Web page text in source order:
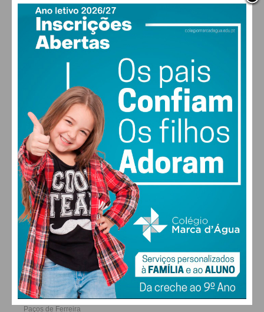
Eu li e concordo com os
condições
16°
83% humidade
vento: 1m/s SE
28°
QUI
29
SEX
29°
SÁB
28°
FARMACIAS DE SERVIÇO EM PAÇOS DE
FERREIRA